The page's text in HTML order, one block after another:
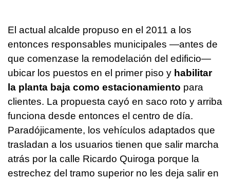
El actual alcalde propuso en el 2011 a los
entonces responsables municipales —antes de
que comenzase la remodelación del edificio—
ubicar los puestos en el primer piso y habilitar
la planta baja como estacionamiento para
clientes. La propuesta cayó en saco roto y arriba
funciona desde entonces el centro de día.
Paradójicamente, los vehículos adaptados que
trasladan a los usuarios tienen que salir marcha
atrás por la calle Ricardo Quiroga porque la
estrechez del tramo superior no les deja salir en